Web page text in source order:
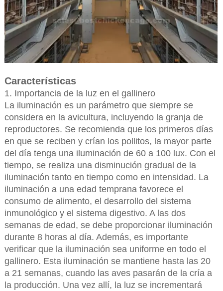
Características
1. Importancia de la luz en el gallinero
La iluminación es un parámetro que siempre se
considera en la avicultura, incluyendo la granja de
reproductores. Se recomienda que los primeros días
en que se reciben y crían los pollitos, la mayor parte
del día tenga una iluminación de 60 a 100 lux. Con el
tiempo, se realiza una disminución gradual de la
iluminación tanto en tiempo como en intensidad. La
iluminación a una edad temprana favorece el
consumo de alimento, el desarrollo del sistema
inmunológico y el sistema digestivo. A las dos
semanas de edad, se debe proporcionar iluminación
durante 8 horas al día. Además, es importante
verificar que la iluminación sea uniforme en todo el
gallinero. Esta iluminación se mantiene hasta las 20
a 21 semanas, cuando las aves pasarán de la cría a
la producción. Una vez allí, la luz se incrementará